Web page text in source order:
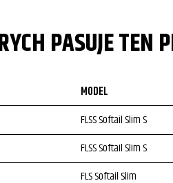
PASUJE TEN
MODEL
FLSS Softail Slim S
FLSS Softail Slim S
FLS Softail Slim